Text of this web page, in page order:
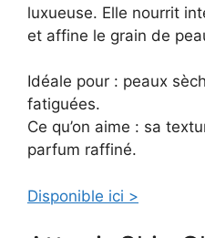
luxueuse. Elle nourrit
et affine le grain de
Idéale pour : peaux
fatiguées.
Ce qu’on aime : sa
parfum raffiné.
Disponible ici >